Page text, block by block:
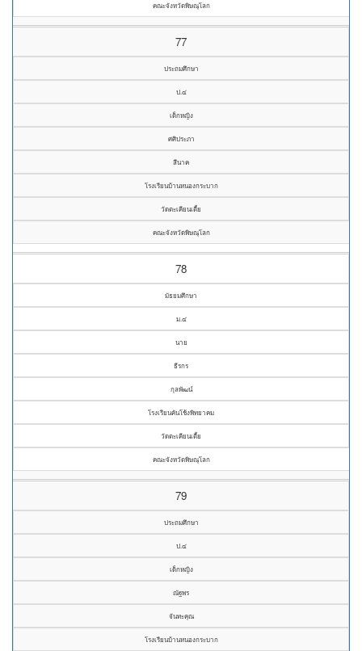
คณะจังหวัดพิษณุโลก
77
ประถมศึกษา
ป.๔
เด็กหญิง
ศศิประภา
สีนาค
โรงเรียนบ้านหนองกระบาก
วัดตะเคียนเตี้ย
คณะจังหวัดพิษณุโลก
78
มัธยมศึกษา
ม.๔
นาย
ธีรกร
กุลพัฒน์
โรงเรียนคันโช้งพิทยาคม
วัดตะเคียนเตี้ย
คณะจังหวัดพิษณุโลก
79
ประถมศึกษา
ป.๔
เด็กหญิง
ณัฐพร
จันทะคุณ
โรงเรียนบ้านหนองกระบาก